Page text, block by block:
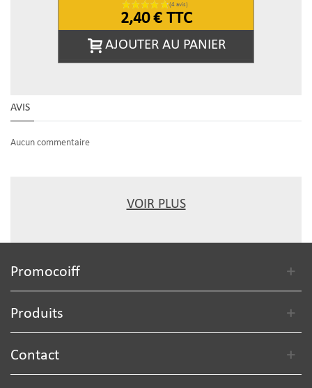
2,40 € TTC
AJOUTER AU PANIER
AVIS
Aucun commentaire
VOIR PLUS
Promocoiff
Produits
Contact